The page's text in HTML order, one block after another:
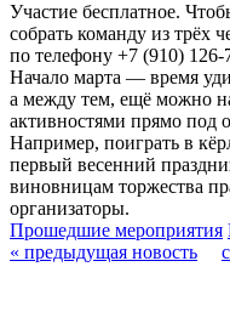
Участие бесплатное.
собрать команду из трёх
по телефону +7 (910) 126-
Начало марта — время
а между тем, ещё можно
активностями прямо под
Например, поиграть в
первый весенний
виновницам торжества
организаторы.
Прошедшие мероприятия
« предыдущая новость